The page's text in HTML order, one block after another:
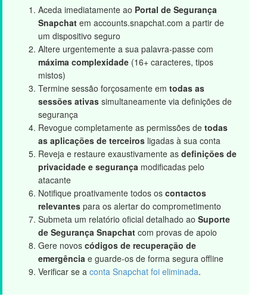
Aceda imediatamente ao Portal de Segurança
Snapchat em accounts.snapchat.com a partir de
um dispositivo seguro
Altere urgentemente a sua palavra-passe com
máxima complexidade (16+ caracteres, tipos
mistos)
Termine sessão forçosamente em todas as
sessões ativas simultaneamente via definições de
segurança
Revogue completamente as permissões de todas
as aplicações de terceiros ligadas à sua conta
Reveja e restaure exaustivamente as definições de
privacidade e segurança modificadas pelo
atacante
Notifique proativamente todos os contactos
relevantes para os alertar do comprometimento
Submeta um relatório oficial detalhado ao Suporte
de Segurança Snapchat com provas de apoio
Gere novos códigos de recuperação de
emergência e guarde-os de forma segura offline
Verificar se a conta Snapchat foi eliminada.